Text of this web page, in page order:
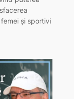
și sportivi